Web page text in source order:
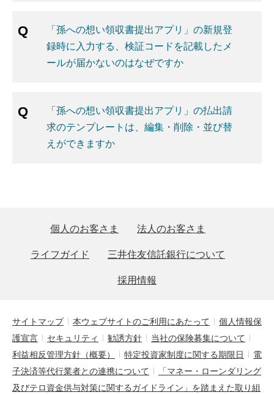
「孫への想い領収書提出アプリ」の新規登
録時に入力する、検証コードを記載したメ
ールが届かないのはなぜですか
「孫への想い領収書提出アプリ」の払出請
求のテンプレートは、編集・削除・並び替
えができますか
個人のお客さま
法人のお客さま
ライフガイド
三井住友信託銀行について
採用情報
サイトマップ 本ウェブサイトのご利用にあたって
個人情報保
護宣言
セキュリティ 勧誘方針
当社の保険募集について
利益相反管理方針（概要）
特定投資家制度に関する期限日
電
子決済等代行業者との連携について
「マネー・ローンダリング
及びテロ資金供与対策に関するガイドライン」を踏まえた取り組